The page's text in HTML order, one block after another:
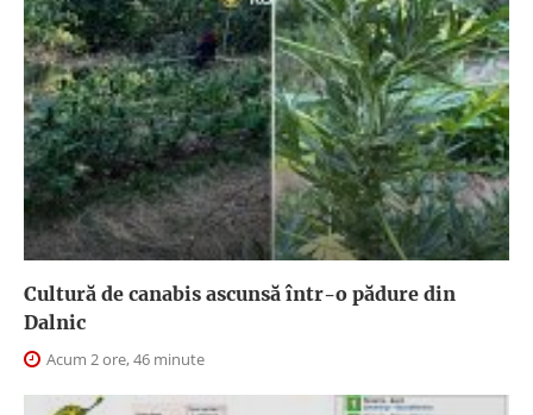
Cultură de canabis ascunsă într-o pădure din
Dalnic
Acum 2 ore, 46 minute